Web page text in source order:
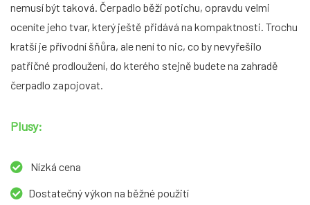
nemusí být taková. Čerpadlo běží potichu, opravdu velmi
oceníte jeho tvar, který ještě přidává na kompaktnosti. Trochu
kratší je přívodní šňůra, ale není to nic, co by nevyřešilo
patřičné prodloužení, do kterého stejně budete na zahradě
čerpadlo zapojovat.
Plusy:
Nízká cena
Dostatečný výkon na běžné použití